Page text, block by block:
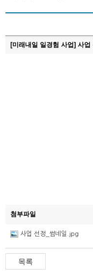
[미래내일 일경험 사업] 사업
첨부파일
사업 선정_썸네일.jpg